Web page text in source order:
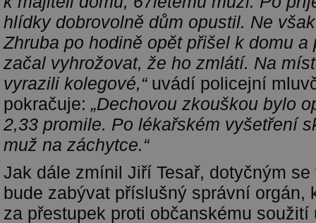
hlídky dobrovolně dům opustil. Ne
Zhruba po hodině opět přišel k domu a
začal vyhrožovat, že ho zmlátí. Na
vyrazili kolegové,“uvádí policejní
pokračuje: „Dechovou zkouškou bylo
2,33 promile. Po lékařském vyšetření
muž na záchytce.“
Jak dále zmínil Jiří Tesař, dotyčným se
bude zabývat příslušný správní orgán,
za přestupek proti občanskému